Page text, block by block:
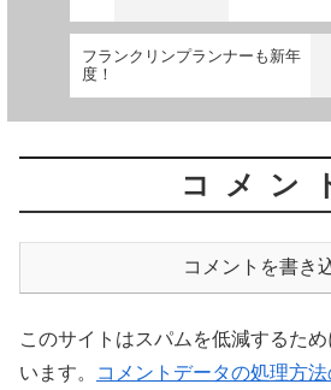
フランクリンプランナーも新年
度！
コメン
コメントを書き
このサイトはスパムを低減するた
います。
コメントデータの処理方